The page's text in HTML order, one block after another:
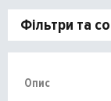
Фільтри та
Опис